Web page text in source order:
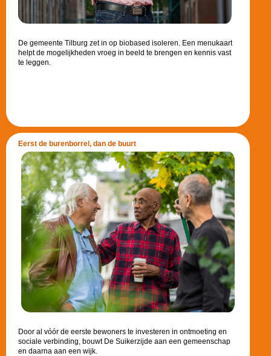
De gemeente Tilburg zet in op biobased isoleren. Een menukaart
helpt de mogelijkheden vroeg in beeld te brengen en kennis vast
te leggen.
Eerst de burenborrel, dan de buurt
Door al vóór de eerste bewoners te investeren in ontmoeting en
sociale verbinding, bouwt De Suikerzijde aan een gemeenschap
en daarna aan een wijk.